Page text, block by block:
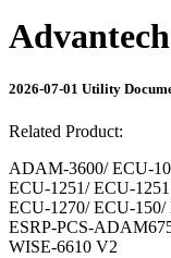
2026-07-01 Utility
Related Product:
ADAM-3600/ ECU-
ECU-1251/ ECU-
ECU-1270/ ECU-
ESRP-PCS-
WISE-6610 V2